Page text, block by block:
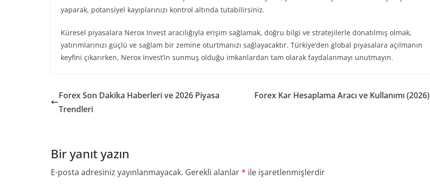
yaparak, potansiyel kayıplarınızı kontrol altında tutabilirsiniz.
Küresel piyasalara Nerox Invest aracılığıyla erişim sağlamak, doğru bilgi ve stratejilerle donatılmış olmak,
yatırımlarınızı güçlü ve sağlam bir zemine oturtmanızı sağlayacaktır. Türkiye’den global piyasalara açılmanın
keyfini çıkarırken, Nerox Invest’in sunmuş olduğu imkanlardan tam olarak faydalanmayı unutmayın.
Forex Son Dakika Haberleri ve 2026 Piyasa
Trendleri
Forex Kar Hesaplama Aracı ve Kullanımı (2026)
Bir yanıt yazın
E-posta adresiniz yayınlanmayacak. Gerekli alanlar* ile işaretlenmişlerdir